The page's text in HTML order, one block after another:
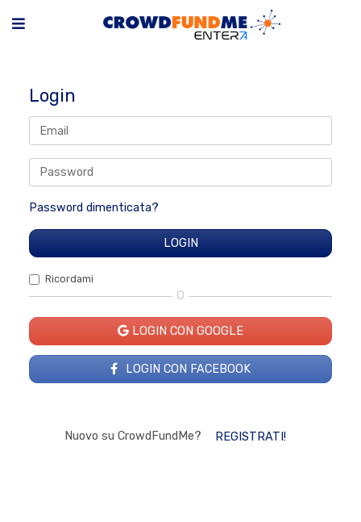
Login
Password dimenticata?
Ricordami
O
LOGIN CON GOOGLE
LOGIN CON FACEBOOK
Nuovo su CrowdFundMe? REGISTRATI!